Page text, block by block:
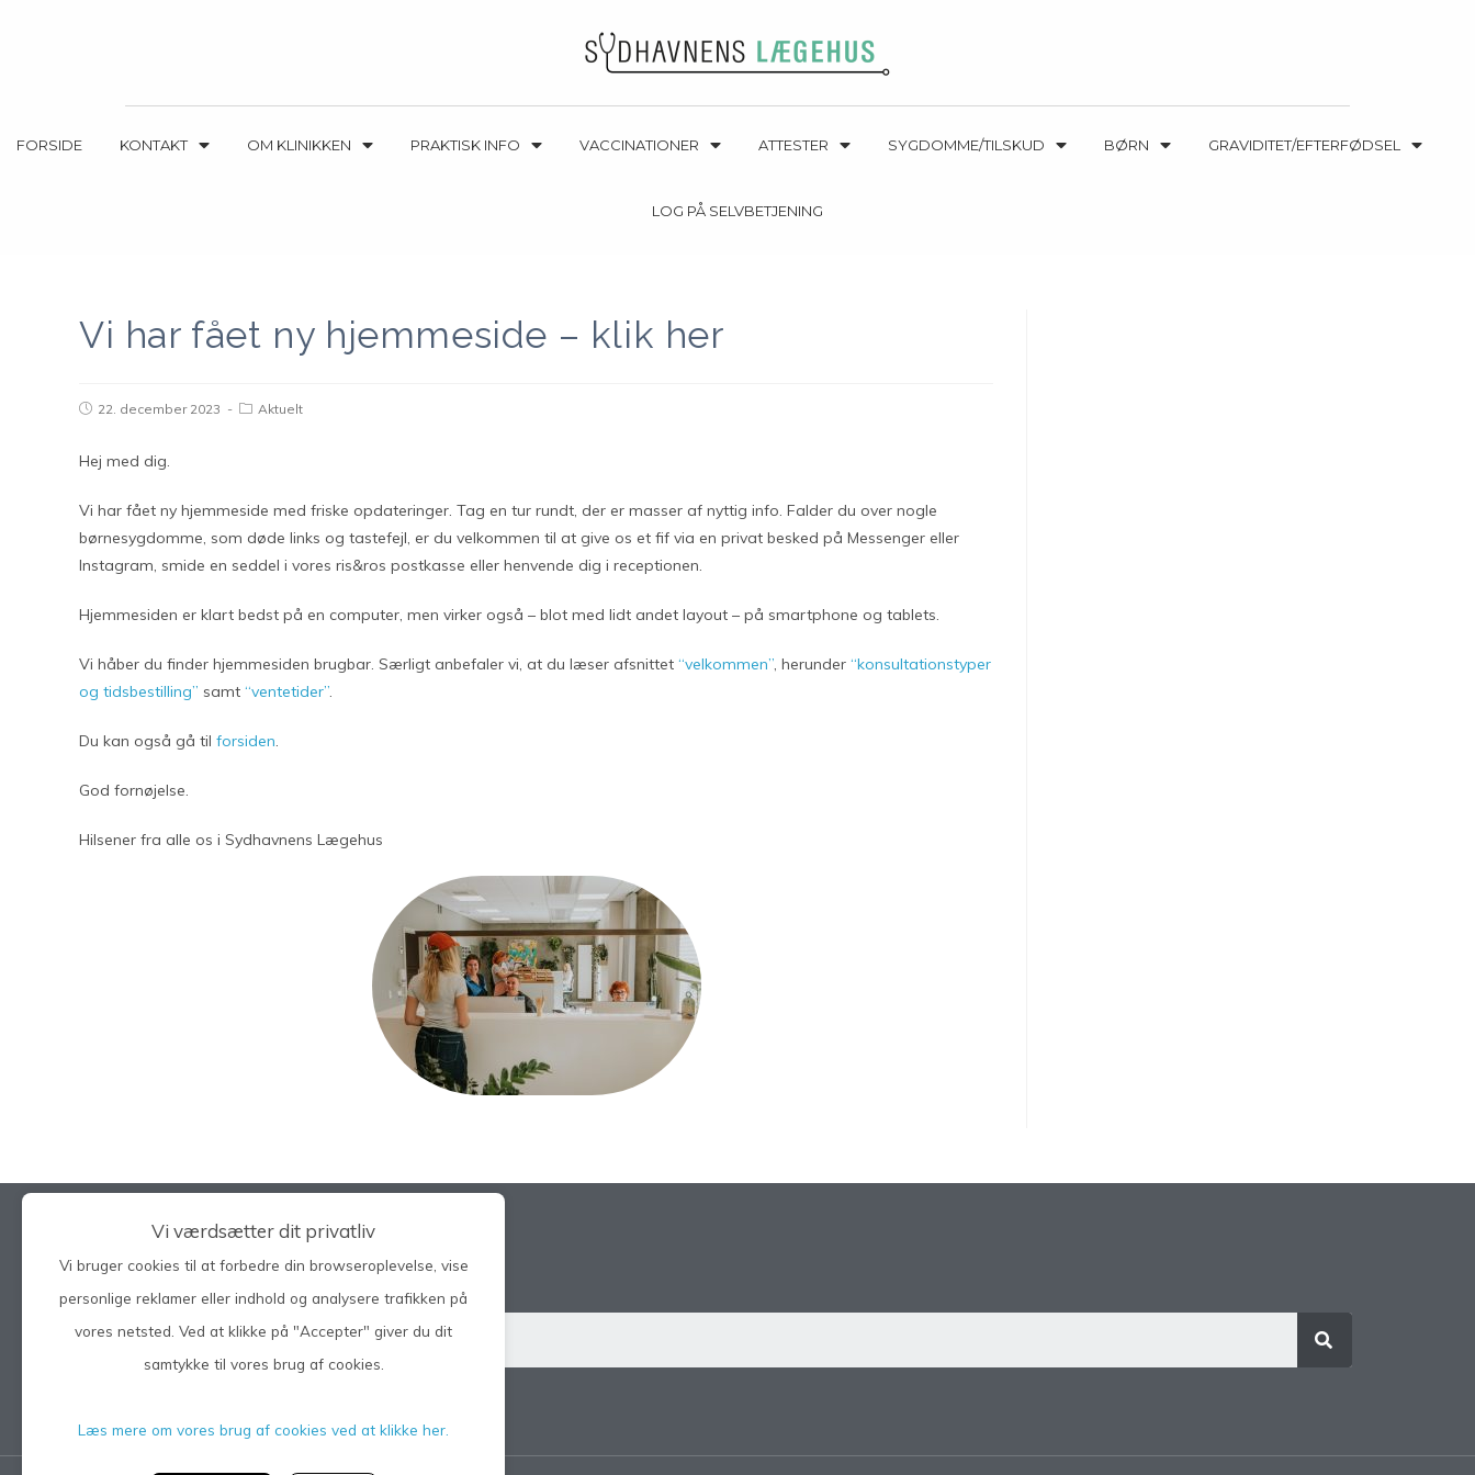
FORSIDE KONTAKT OM KLINIKKEN PRAKTISK INFO VACCINATIONER ATTESTER SYGDOMME/TILSKUD BØRN GRAVIDITET/EFTERFØDSEL
LOG PÅ SELVBETJENING
Vi har fået ny hjemmeside – klik her
22. december 2023 Aktuelt
Hej med dig.
Vi har fået ny hjemmeside med friske opdateringer. Tag en tur rundt, der er masser af nyttig info. Falder du over nogle
børnesygdomme, som døde links og tastefejl, er du velkommen til at give os et fif via en privat besked på Messenger eller
Instagram, smide en seddel i vores ris&ros postkasse eller henvende dig i receptionen.
Hjemmesiden er klart bedst på en computer, men virker også – blot med lidt andet layout – på smartphone og tablets.
Vi håber du finder hjemmesiden brugbar. Særligt anbefaler vi, at du læser afsnittet “velkommen”, herunder “konsultationstyper
og tidsbestilling” samt “ventetider”.
Du kan også gå til forsiden.
God fornøjelse.
Hilsener fra alle os i Sydhavnens Lægehus
Vi værdsætter dit privatliv
Vi bruger cookies til at forbedre din browseroplevelse, vise
personlige reklamer eller indhold og analysere trafikken på
vores netsted. Ved at klikke på "Accepter" giver du dit
samtykke til vores brug af cookies.
Læs mere om vores brug af cookies ved at klikke her.